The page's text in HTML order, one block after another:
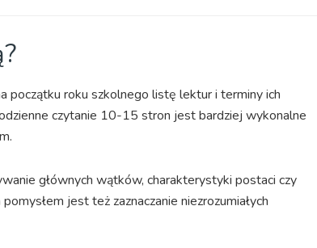
początku roku szkolnego listę lektur i terminy ich
czytanie 10-15 stron jest bardziej wykonalne
głównych wątków, charakterystyki postaci czy
jest też zaznaczanie niezrozumiałych